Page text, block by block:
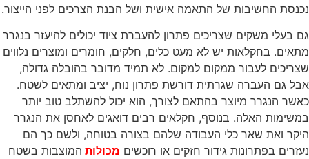
נכנסת החשיבות של התאמה אישית ושל הבנת הצרכים לפני הייצור.
גם בעלי משקים שצריכים פתרון להעברת ציוד יכולים להיעזר בנגרר
מתאים. בחקלאות יש לא מעט כלים, חלקים, חומרים ומוצרים נלווים
שצריכים לעבור ממקום למקום. לא תמיד מדובר בהובלה גדולה,
אבל גם העברה שגרתית דורשת פתרון נוח, יציב ומתאים לשטח.
כאשר הנגרר מיוצר בהתאם לצורך, הוא יכול להשתלב טוב יותר
במשימות האלה. בנוסף, חקלאים רבים דואגים לאחסן את הנגרר
היקר ואת שאר כלי העבודה שלהם בצורה בטוחה, ולשם כך הם
נעזרים בפתרונות גידור חזקים או רוכשים מכולות המוצבות בשטח